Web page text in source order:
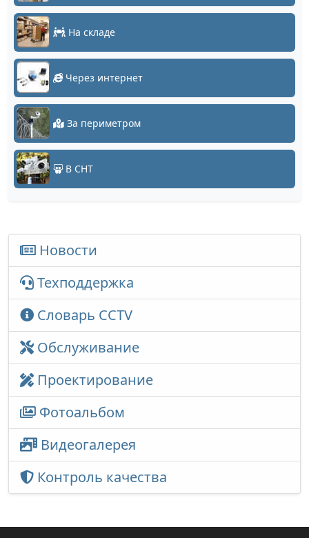
На складе
Через интернет
За периметром
В СНТ
Новости
Техподдержка
Словарь CCTV
Обслуживание
Проектирование
Фотоальбом
Видеогалерея
Контроль качества